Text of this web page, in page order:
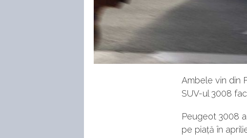
Ambele vin din
SUV-ul 3008
Peugeot 3008
pe piață în